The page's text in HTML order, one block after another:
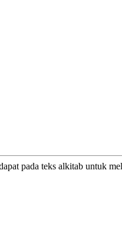
pada teks alkitab untuk